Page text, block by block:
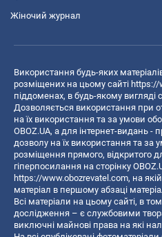
Жіночий журнал
Використання будь-яких
розміщених на цьому сайті https://
піддоменах, в будь-якому вигляді
Дозволяється використання при
на їх використання та за умови
OBOZ.UA, а для інтернет-видань -
дозволу на їх використання та за
розміщення прямого, відкритого
гіперпосилання на сторінку
https://www.obozrevatel.com, на
матеріал в першому абзаці
Всі матеріали на цьому сайті, в
дослідження – є службовими
виключні майнові права на які